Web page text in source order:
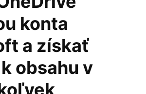
konta
a získať
obsahu v